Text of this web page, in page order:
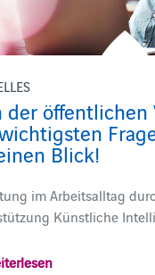
der öffentlichen
Blick!
im Arbeitsalltag
Künstliche